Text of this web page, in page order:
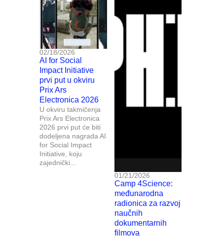
02/18/2026
AI for Social
Impact Initiative
prvi put u okviru
Prix Ars
Electronica 2026
U okviru takmičenja
Prix Ars Electronica
2026 prvi put će biti
dodeljena nagrada AI
for Social Impact
Initiative, koju
zajednički...
01/21/2026
Camp 4Science:
međunarodna
radionica za razvoj
naučnih
dokumentarnih
filmova